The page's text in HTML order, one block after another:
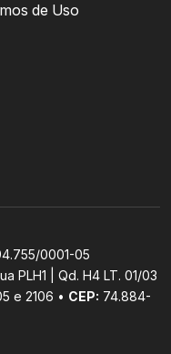
de Uso
0001-05
PLH1 | Qd. H4 LT. 01/03
e 2106 • CEP: 74.884-